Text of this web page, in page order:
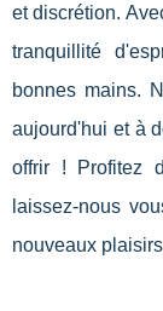
et discrétion.
tranquillité
bonnes mains.
aujourd'hui et à
offrir ! Profitez
laissez-nous
nouveaux